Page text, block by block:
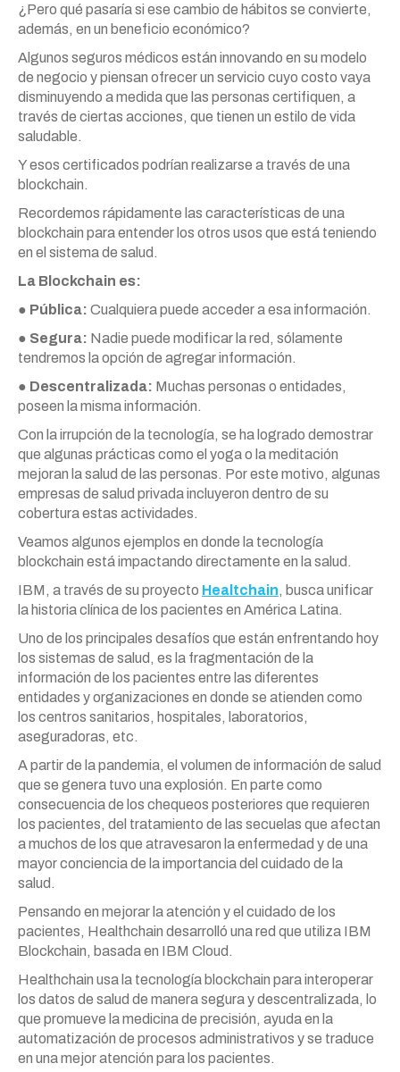
¿Pero qué pasaría si ese cambio de hábitos se convierte,
además, en un beneficio económico?
Algunos seguros médicos están innovando en su modelo
de negocio y piensan ofrecer un servicio cuyo costo vaya
disminuyendo a medida que las personas certifiquen, a
través de ciertas acciones, que tienen un estilo de vida
saludable.
Y esos certificados podrían realizarse a través de una
blockchain.
Recordemos rápidamente las características de una
blockchain para entender los otros usos que está teniendo
en el sistema de salud.
La Blockchain es:
● Pública: Cualquiera puede acceder a esa información.
● Segura: Nadie puede modificar la red, sólamente
tendremos la opción de agregar información.
● Descentralizada: Muchas personas o entidades,
poseen la misma información.
Con la irrupción de la tecnología, se ha logrado demostrar
que algunas prácticas como el yoga o la meditación
mejoran la salud de las personas. Por este motivo, algunas
empresas de salud privada incluyeron dentro de su
cobertura estas actividades.
Veamos algunos ejemplos en donde la tecnología
blockchain está impactando directamente en la salud.
IBM, a través de su proyecto Healtchain, busca unificar
la historia clínica de los pacientes en América Latina.
Uno de los principales desafíos que están enfrentando hoy
los sistemas de salud, es la fragmentación de la
información de los pacientes entre las diferentes
entidades y organizaciones en donde se atienden como
los centros sanitarios, hospitales, laboratorios,
aseguradoras, etc.
A partir de la pandemia, el volumen de información de salud
que se genera tuvo una explosión. En parte como
consecuencia de los chequeos posteriores que requieren
los pacientes, del tratamiento de las secuelas que afectan
a muchos de los que atravesaron la enfermedad y de una
mayor conciencia de la importancia del cuidado de la
salud.
Pensando en mejorar la atención y el cuidado de los
pacientes, Healthchain desarrolló una red que utiliza IBM
Blockchain, basada en IBM Cloud.
Healthchain usa la tecnología blockchain para interoperar
los datos de salud de manera segura y descentralizada, lo
que promueve la medicina de precisión, ayuda en la
automatización de procesos administrativos y se traduce
en una mejor atención para los pacientes.